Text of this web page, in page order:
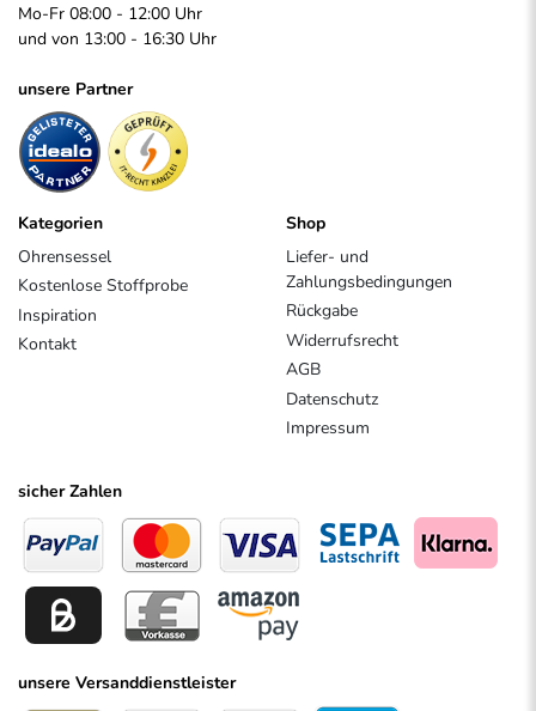
Mo-Fr 08:00 - 12:00 Uhr
und von 13:00 - 16:30 Uhr
unsere Partner
Kategorien
Ohrensessel
Kostenlose Stoffprobe
Inspiration
Kontakt
Shop
Liefer- und
Zahlungsbedingungen
Rückgabe
Widerrufsrecht
AGB
Datenschutz
Impressum
sicher Zahlen
unsere Versanddienstleister